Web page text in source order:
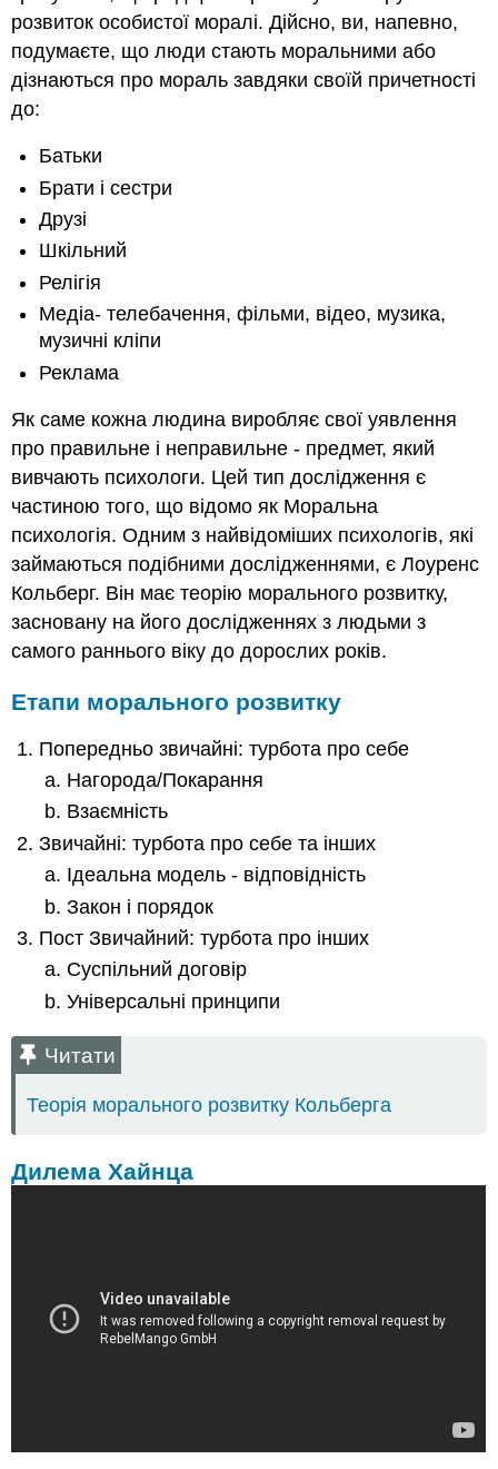
розвиток особистої моралі. Дійсно, ви, напевно,
подумаєте, що люди стають моральними або
дізнаються про мораль завдяки своїй причетності
до:
Батьки
Брати і сестри
Друзі
Шкільний
Релігія
Медіа- телебачення, фільми, відео, музика,
музичні кліпи
Реклама
Як саме кожна людина виробляє свої уявлення
про правильне і неправильне - предмет, який
вивчають психологи. Цей тип дослідження є
частиною того, що відомо як Моральна
психологія. Одним з найвідоміших психологів, які
займаються подібними дослідженнями, є Лоуренс
Кольберг. Він має теорію морального розвитку,
засновану на його дослідженнях з людьми з
самого раннього віку до дорослих років.
Етапи морального розвитку
Попередньо звичайні: турбота про себе
Нагорода/Покарання
Взаємність
Звичайні: турбота про себе та інших
Ідеальна модель - відповідність
Закон і порядок
Пост Звичайний: турбота про інших
Суспільний договір
Універсальні принципи
Читати
Теорія морального розвитку Кольберга
Дилема Хайнца